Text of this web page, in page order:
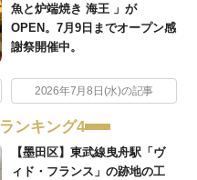
魚と炉端焼き 海王 」が
OPEN。7月9日までオープン感
謝祭開催中。
2026年7月8日(水)の記事
ランキング4
【墨田区】東武線曳舟駅「ヴ
ィド・フランス」の跡地の工